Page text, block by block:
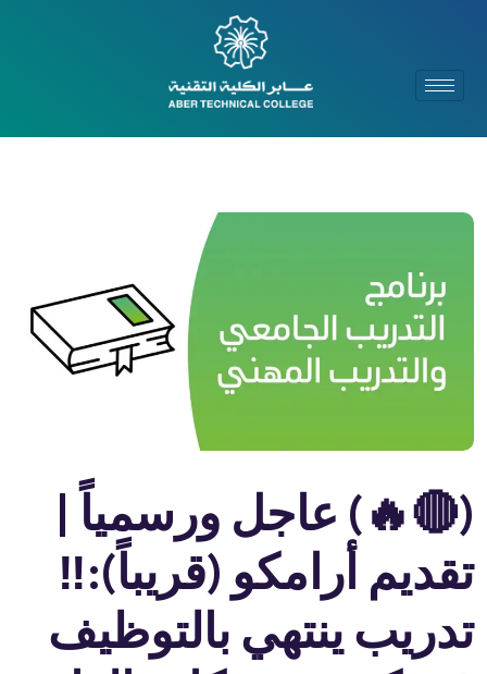
(🔴🔥) عاجل ورسمياً |
تقديم أرامكو (قريباً):‼️
تدريب ينتهي بالتوظيف